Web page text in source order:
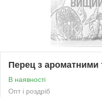
Перец з ароматними
В наявності
Опт і роздріб